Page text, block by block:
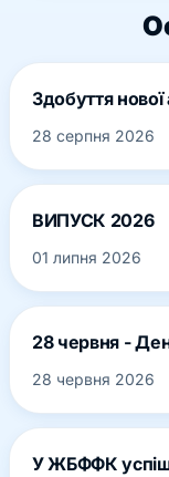
Здобуття нової
28 серпня 2026
ВИПУСК 2026
01 липня 2026
28 червня -
28 червня 2026
У ЖБФФК